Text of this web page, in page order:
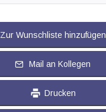
Zur Wunschliste hinzufügen
Mail an Kollegen
Drucken